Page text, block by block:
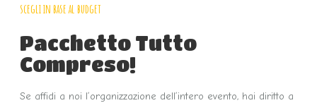
scegli in base al budget
Pacchetto Tutto
Compreso!
Se affidi a noi l’organizzazione dell’intero evento, hai diritto a